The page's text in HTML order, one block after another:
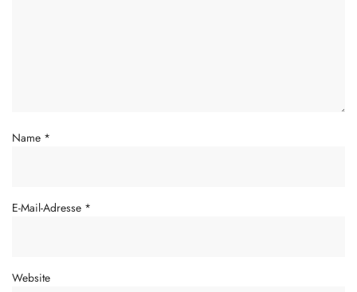
Name *
E-Mail-Adresse *
Website